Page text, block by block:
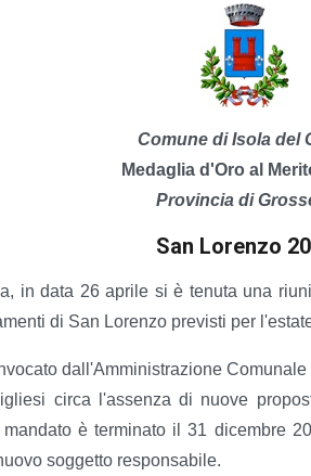
Comune di Isola del
Medaglia d'Oro al
Provincia di
San Lorenzo
in data 26 aprile si è tenuta una
di San Lorenzo previsti per
dall'Amministrazione
circa l'assenza di nuove
è terminato il 31 dicembre
soggetto responsabile.